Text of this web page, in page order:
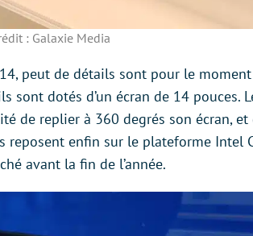
: Galaxie Media
peut de détails sont pour le
sont dotés d’un écran de 14 pouces.
de replier à 360 degrés son écran, et
reposent enfin sur le plateforme Intel
avant la fin de l’année.